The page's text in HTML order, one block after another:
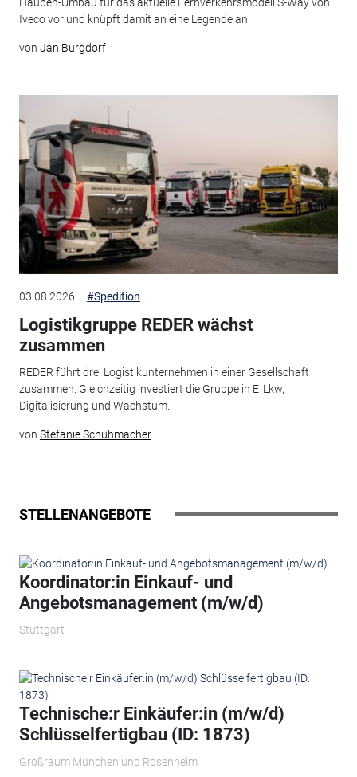
Hauben-Umbau für das aktuelle Fernverkehrsmodell S-Way von
Iveco vor und knüpft damit an eine Legende an.
von Jan Burgdorf
03.08.2026 #Spedition
Logistikgruppe REDER wächst
zusammen
REDER führt drei Logistikunternehmen in einer Gesellschaft
zusammen. Gleichzeitig investiert die Gruppe in E‑Lkw,
Digitalisierung und Wachstum.
von Stefanie Schuhmacher
STELLENANGEBOTE
Koordinator:in Einkauf- und
Angebotsmanagement (m/w/d)
Stuttgart
Technische:r Einkäufer:in (m/w/d)
Schlüsselfertigbau (ID: 1873)
Großraum München und Rosenheim